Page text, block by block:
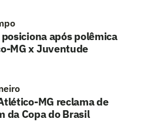
após polêmica
MG x Juventude
MG reclama de
da Copa do Brasil